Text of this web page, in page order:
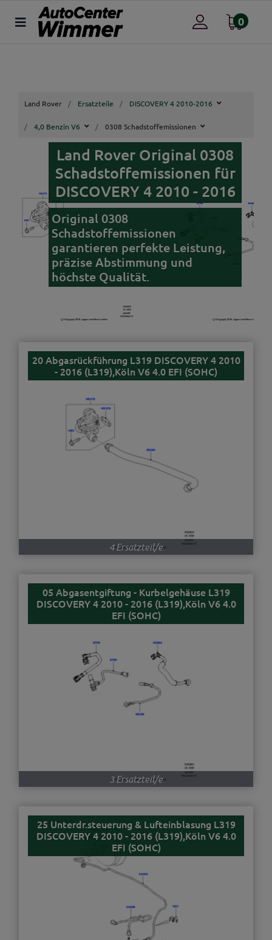
0
Land Rover Ersatzteile DISCOVERY 4 2010-2016
4,0 Benzin V6 0308 Schadstoffemissionen
Land Rover Original 0308
Schadstoffemissionen für
DISCOVERY 4 2010 - 2016
Original 0308
Schadstoffemissionen
garantieren perfekte Leistung,
präzise Abstimmung und
höchste Qualität.
20 Abgasrückführung L319 DISCOVERY 4 2010
- 2016 (L319),Köln V6 4.0 EFI (SOHC)
4 Ersatzteil/e
05 Abgasentgiftung - Kurbelgehäuse L319
DISCOVERY 4 2010 - 2016 (L319),Köln V6 4.0
EFI (SOHC)
3 Ersatzteil/e
25 Unterdr.steuerung & Lufteinblasung L319
DISCOVERY 4 2010 - 2016 (L319),Köln V6 4.0
EFI (SOHC)